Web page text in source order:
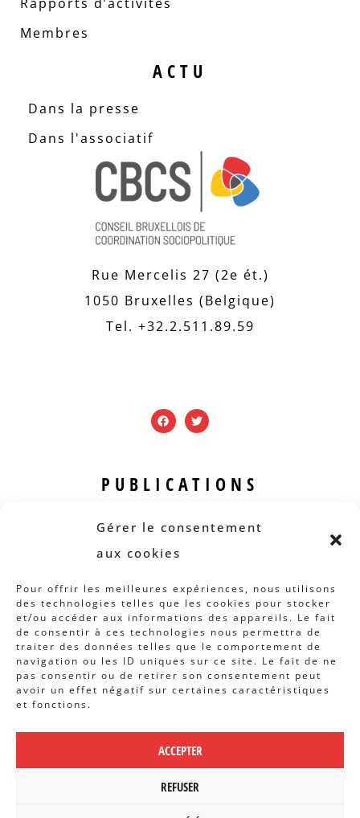
Gérer le consentement
aux cookies
Pour offrir les meilleures expériences, nous utilisons
des technologies telles que les cookies pour stocker
et/ou accéder aux informations des appareils. Le fait
de consentir à ces technologies nous permettra de
traiter des données telles que le comportement de
navigation ou les ID uniques sur ce site. Le fait de ne
pas consentir ou de retirer son consentement peut
avoir un effet négatif sur certaines caractéristiques
et fonctions.
ACCEPTER
REFUSER
Membres
ACTU
Dans la presse
Dans l'associatif
Rue Mercelis 27 (2e ét.)
1050 Bruxelles (Belgique)
Tel. +32.2.511.89.59
PUBLICATIONS
Revue B.I.S.
Rapports et analyses
Articles
AUTRES INFOS
Actions
Concertation
Archives
POLITIQUE DE CONFIDENTIALITÉ|
CBCS ASBL | WEBDESIGN PAR
BANLIEUES ASBL